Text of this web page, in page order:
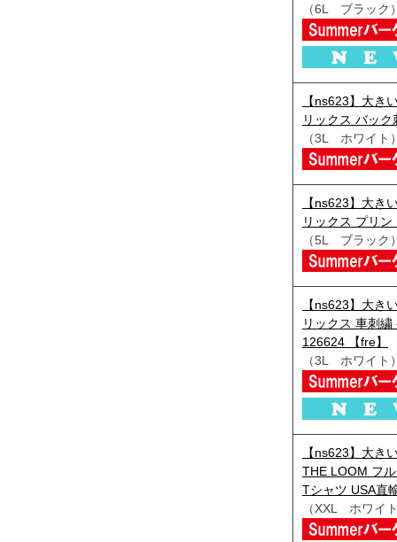
（6L ブラック
【ns623】大き
リックス バッ
（3L ホワイト
【ns623】大き
リックス プリ
（5L ブラック
【ns623】大き
リックス 車刺
126624 【fre】
（3L ホワイト
【ns623】大き
THE LOOM フ
Tシャツ USA直
（XXL ホワイ